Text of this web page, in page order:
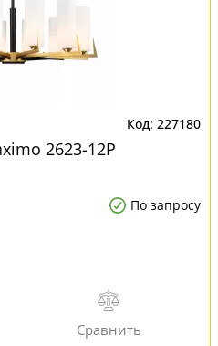
227180
2623-12P
По запросу